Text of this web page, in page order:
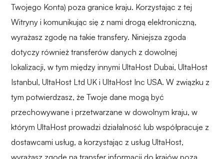
Twojego Konta) poza granice kraju. Korzystając z tej
Witryny i komunikując się z nami drogą elektroniczną,
wyrażasz zgodę na takie transfery. Niniejsza zgoda
dotyczy również transferów danych z dowolnej
lokalizacji, w tym między innymi UltaHost Dubai, UltaHost
Istanbul, UltaHost Ltd UK i UltaHost Inc USA. W związku z
tym potwierdzasz, że Twoje dane mogą być
przechowywane i przetwarzane w dowolnym kraju, w
którym UltaHost prowadzi działalność lub współpracuje z
dostawcami usług, a korzystając z usług UltaHost,
wyrażasz zgodę na transfer informacji do krajów poza